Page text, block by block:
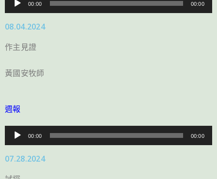
訊
播
放
00:00 00:00
08.04.2024
作主見證
黃國安牧師
週報
訊
播
放
00:00 00:00
07.28.2024